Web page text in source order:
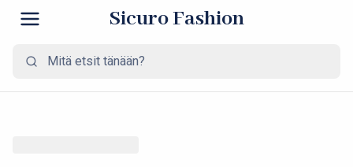
Sicuro Fashion